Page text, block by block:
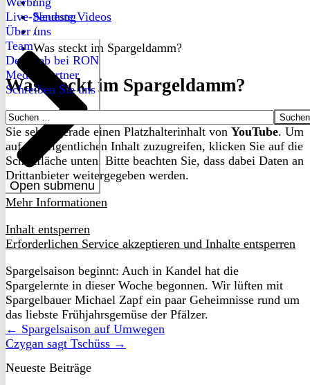
Live-Sendung
Über uns
Open submenu
Team
Dein Job bei RON
Medienpartner
Schreiben Sie uns
Suchen
nach:
Neueste Videos
/
Was steckt im Spargeldamm?
Was steckt im Spargeldamm?
Sie sehen gerade einen Platzhalterinhalt von YouTube. Um
auf den eigentlichen Inhalt zuzugreifen, klicken Sie auf die
Schaltfläche unten. Bitte beachten Sie, dass dabei Daten an
Drittanbieter weitergegeben werden.
Mehr Informationen
Inhalt entsperren
Erforderlichen Service akzeptieren und Inhalte entsperren
Spargelsaison beginnt: Auch in Kandel hat die
Spargelernte in dieser Woche begonnen. Wir lüften mit
Spargelbauer Michael Zapf ein paar Geheimnisse rund um
das liebste Frühjahrsgemüse der Pfälzer.
← Spargelsaison auf Umwegen
Czygan sagt Tschüss →
Neueste Beiträge